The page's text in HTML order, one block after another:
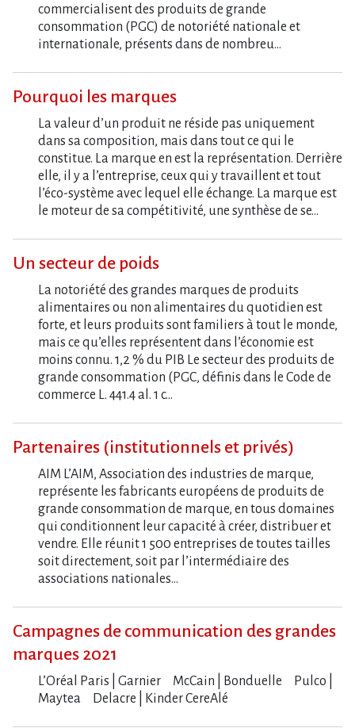
commercialisent des produits de grande
consommation (PGC) de notoriété nationale et
internationale, présents dans de nombreu…
Pourquoi les marques
La valeur d’un produit ne réside pas uniquement
dans sa composition, mais dans tout ce qui le
constitue. La marque en est la représentation. Derrière
elle, il y a l’entreprise, ceux qui y travaillent et tout
l’éco-système avec lequel elle échange. La marque est
le moteur de sa compétitivité, une synthèse de se…
Un secteur de poids
La notoriété des grandes marques de produits
alimentaires ou non alimentaires du quotidien est
forte, et leurs produits sont familiers à tout le monde,
mais ce qu’elles représentent dans l’économie est
moins connu. 1,2 % du PIB Le secteur des produits de
grande consommation (PGC, définis dans le Code de
commerce L. 441.4 al. 1 c…
Partenaires (institutionnels et privés)
AIM L’AIM, Association des industries de marque,
représente les fabricants européens de produits de
grande consommation de marque, en tous domaines
qui conditionnent leur capacité à créer, distribuer et
vendre. Elle réunit 1 500 entreprises de toutes tailles
soit directement, soit par l’intermédiaire des
associations nationales…
Campagnes de communication des grandes
marques 2021
L​‌’Oréal Paris | Garnier McCain | Bonduelle Pulco |
Maytea Delacre | Kinder CereAlé